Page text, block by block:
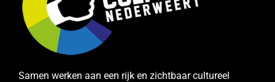
Samen werken aan een rijk en zichtbaar cultureel